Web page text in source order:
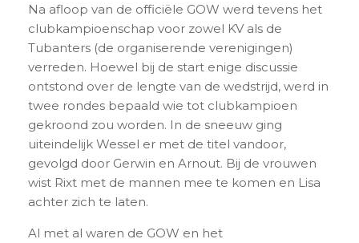
Na afloop van de officiële GOW werd tevens het
clubkampioenschap voor zowel KV als de
Tubanters (de organiserende verenigingen)
verreden. Hoewel bij de start enige discussie
ontstond over de lengte van de wedstrijd, werd in
twee rondes bepaald wie tot clubkampioen
gekroond zou worden. In de sneeuw ging
uiteindelijk Wessel er met de titel vandoor,
gevolgd door Gerwin en Arnout. Bij de vrouwen
wist Rixt met de mannen mee te komen en Lisa
achter zich te laten.
Al met al waren de GOW en het